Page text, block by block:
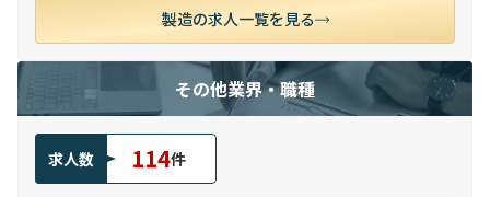
製造の求人一覧を見る
その他業界・職種
求人数 114件